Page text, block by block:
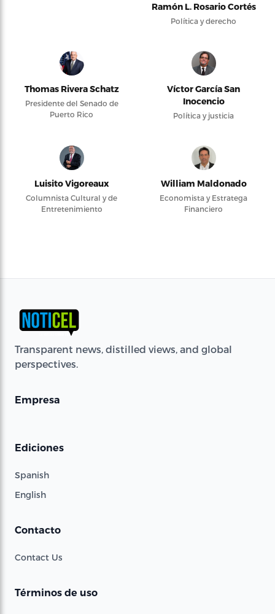
Ramón L. Rosario Cortés
Política y derecho
Thomas Rivera Schatz
Presidente del Senado de
Puerto Rico
Víctor García San
Inocencio
Política y justicia
Luisito Vigoreaux
Columnista Cultural y de
Entretenimiento
William Maldonado
Economista y Estratega
Financiero
Transparent news, distilled views, and global
perspectives.
Empresa
Ediciones
Spanish
English
Contacto
Contact Us
Términos de uso